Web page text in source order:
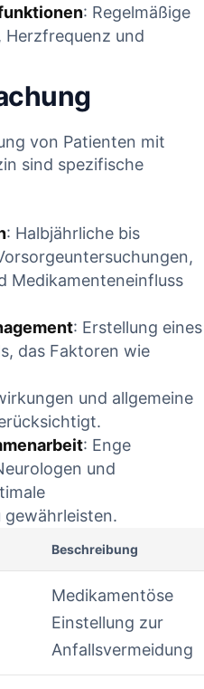
: Regelmäßige ​
⁢und
von Patienten mit
sind spezifische
: Halbjährliche‌ bis
Medikamenteneinfluss
:‍ Erstellung‍ eines
das Faktoren wie
und allgemeine
: Enge
und
Beschreibung
Medikamentöse⁢
Einstellung zur
Anfallsvermeidung